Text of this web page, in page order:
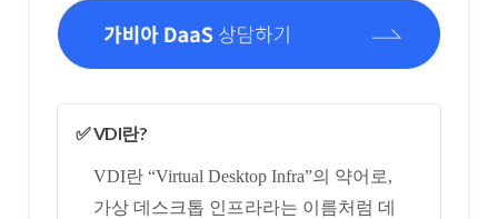
✅ VDI란?
VDI란 “Virtual Desktop Infra”의 약어로,
가상 데스크톱 인프라라는 이름처럼 데